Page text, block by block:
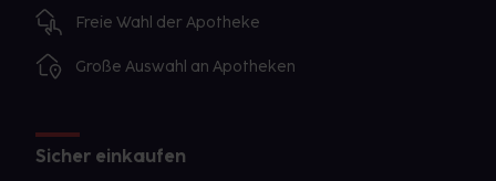
Freie Wahl der Apotheke
Große Auswahl an Apotheken
Sicher einkaufen